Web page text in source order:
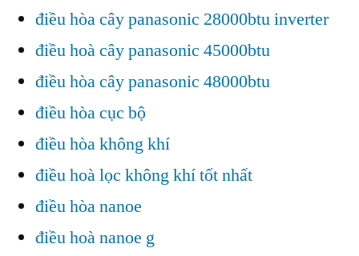
điều hòa cây panasonic 28000btu inverter
điều hoà cây panasonic 45000btu
điều hòa cây panasonic 48000btu
điều hòa cục bộ
điều hòa không khí
điều hoà lọc không khí tốt nhất
điều hòa nanoe
điều hoà nanoe g